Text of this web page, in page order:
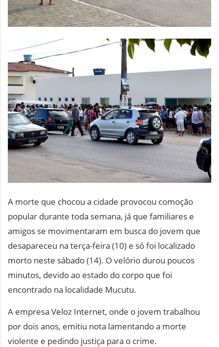
A morte que chocou a cidade provocou comoção
popular durante toda semana, já que familiares e
amigos se movimentaram em busca do jovem que
desapareceu na terça-feira (10) e só foi localizado
morto neste sábado (14). O velório durou poucos
minutos, devido ao estado do corpo que foi
encontrado na localidade Mucutu.
A empresa Veloz Internet, onde o jovem trabalhou
por dois anos, emitiu nota lamentando a morte
violente e pedindo justiça para o crime.